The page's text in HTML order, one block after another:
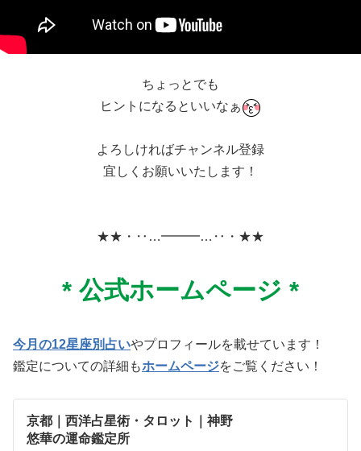
ちょっとでも
ヒントになるといいなぁ
よろしければチャンネル登録
宜しくお願いいたします！
★★・‥…━━━…‥・★★
* 公式ホームページ *
今月の12星座別占いやプロフィールを載せています！
鑑定についての詳細もホームページをご覧ください！
京都｜西洋占星術・タロット｜神野
悠華の運命鑑定所